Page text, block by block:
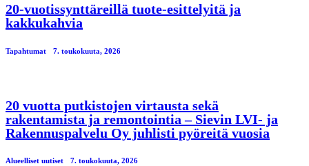
20-vuotissynttäreillä tuote-esittelyitä ja
kakkukahvia
Tapahtumat 7. toukokuuta, 2026
20 vuotta putkistojen virtausta sekä
rakentamista ja remontointia – Sievin LVI- ja
Rakennuspalvelu Oy juhlisti pyöreitä vuosia
Alueelliset uutiset 7. toukokuuta, 2026